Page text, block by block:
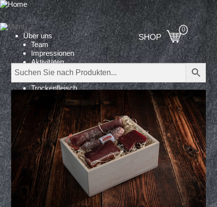
SHOP
Über uns
Team
Impressionen
Aktivitäten
Produktion
Trockenfleisch
ohne Zusatzstoffe
Trockenwürste
Geschenke
Platten
Dienstleistungen
Kontakt
Shop